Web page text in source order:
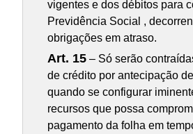
vigentes e dos débitos para
Previdência Social ,
obrigações em atraso.
Art. 15 – Só serão
de crédito por antecipação
quando se configurar
recursos que possa
pagamento da folha em